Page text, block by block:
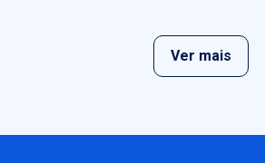
Ver mais